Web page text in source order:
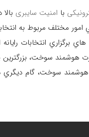
با امنیت سایبری
امور مختلف مربوط به
برگزاري انتخابات
هوشمند سوخت،
هوشمند سوخت، گام